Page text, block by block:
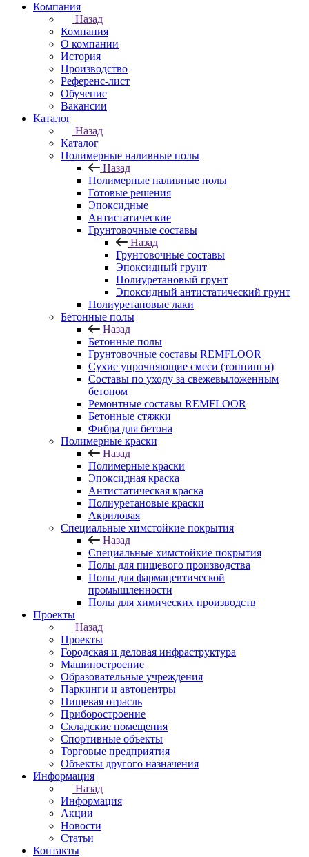
Компания
Назад
Компания
О компании
История
Производство
Референс-лист
Обучение
Вакансии
Каталог
Назад
Каталог
Полимерные наливные полы
Назад
Полимерные наливные полы
Готовые решения
Эпоксидные
Антистатические
Грунтовочные составы
Назад
Грунтовочные составы
Эпоксидный грунт
Полиуретановый грунт
Эпоксидный антистатический грунт
Полиуретановые лаки
Бетонные полы
Назад
Бетонные полы
Грунтовочные составы REMFLOOR
Сухие упрочняющие смеси (топпинги)
Составы по уходу за свежевыложенным
бетоном
Ремонтные составы REMFLOOR
Бетонные стяжки
Фибра для бетона
Полимерные краски
Назад
Полимерные краски
Эпоксидная краска
Антистатическая краска
Полиуретановые краски
Акриловая
Специальные химстойкие покрытия
Назад
Специальные химстойкие покрытия
Полы для пищевого производства
Полы для фармацевтической
промышленности
Полы для химических производств
Проекты
Назад
Проекты
Городская и деловая инфраструктура
Машиностроение
Образовательные учреждения
Паркинги и автоцентры
Пищевая отрасль
Приборостроение
Складские помещения
Спортивные объекты
Торговые предприятия
Объекты другого назначения
Информация
Назад
Информация
Акции
Новости
Статьи
Контакты